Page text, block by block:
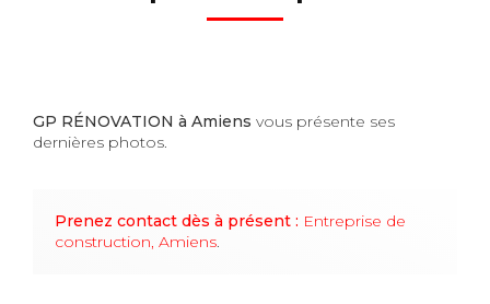
GP RÉNOVATION à Amiens vous présente ses
dernières photos.
Prenez contact dès à présent : Entreprise de
construction, Amiens.